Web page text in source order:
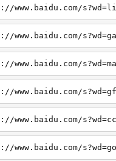
www.baidu.com/
www.baidu.com/
www.baidu.com/
www.baidu.com/
www.baidu.com/
www.baidu.com/